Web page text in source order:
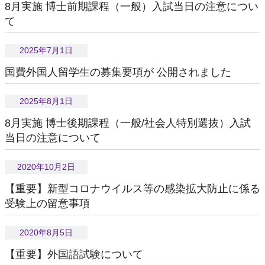
すべての教員
XR・メディア
ヒューマンロボティクス
ニューロエンジニアリング
エンジニアリングフィジクス
教育
博士前期課程
8月実施 博士前期課程（一般）入試当日の注意につい
て
2025年7月1日
国費外国人留学生の募集要項が 公開されました
2025年8月1日
8月実施 博士後期課程（一般/社会人特別選抜）入試
当日の注意について
2020年10月2日
【重要】新型コロナウイルス等の感染拡大防止に係る
受験上の留意事項
2020年8月5日
【重要】外国語試験について